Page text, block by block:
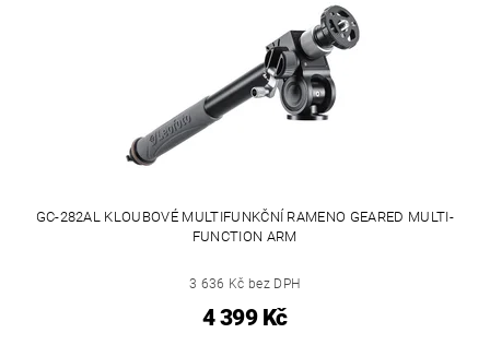
GC-282AL KLOUBOVÉ MULTIFUNKČNÍ RAMENO GEARED MULTI-
FUNCTION ARM
3 636 Kč bez DPH
4 399 Kč